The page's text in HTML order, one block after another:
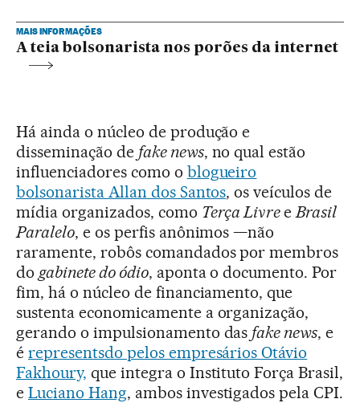
MAIS INFORMAÇÕES
A teia bolsonarista nos porões da internet
Há ainda o núcleo de produção e
disseminação de fake news, no qual estão
influenciadores como o blogueiro
bolsonarista Allan dos Santos, os veículos de
mídia organizados, como Terça Livree Brasil
Paralelo, e os perfis anônimos —não
raramente, robôs comandados por membros
do gabinete do ódio, aponta o documento. Por
fim, há o núcleo de financiamento, que
sustenta economicamente a organização,
gerando o impulsionamento das fake news, e
é representsdo pelos empresários Otávio
Fakhoury, que integra o Instituto Força Brasil,
e Luciano Hang, ambos investigados pela CPI.